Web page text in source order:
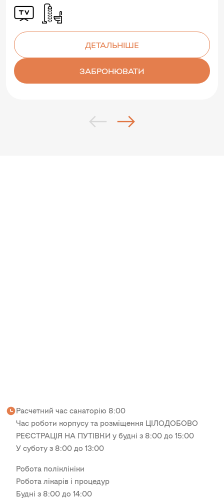
ДЕТАЛЬНІШЕ
ЗАБРОНЮВАТИ
Расчетний час санаторію 8:00
Час роботи корпусу та розміщення ЦІЛОДОБОВО
РЕЄСТРАЦІЯ НА ПУТІВКИ у будні з 8:00 до 15:00
У суботу з 8:00 до 13:00
Робота поліклініки
Робота лікарів і процедур
Будні з 8:00 до 14:00